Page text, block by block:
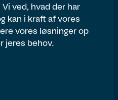
ved, hvad der har
kan i kraft af vores
vores løsninger op
jeres behov.